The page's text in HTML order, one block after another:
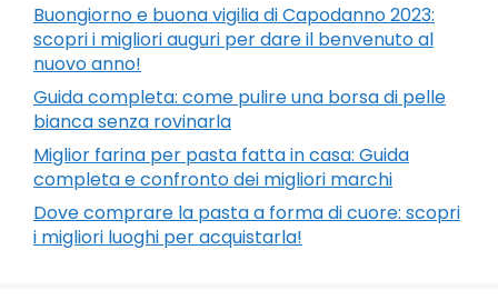
Buongiorno e buona vigilia di Capodanno 2023:
scopri i migliori auguri per dare il benvenuto al
nuovo anno!
Guida completa: come pulire una borsa di pelle
bianca senza rovinarla
Miglior farina per pasta fatta in casa: Guida
completa e confronto dei migliori marchi
Dove comprare la pasta a forma di cuore: scopri
i migliori luoghi per acquistarla!